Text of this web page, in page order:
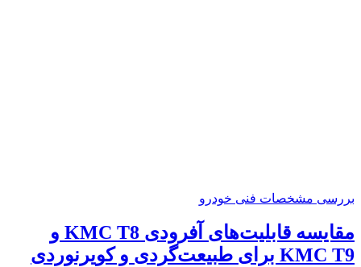
بررسی مشخصات فنی خودرو
مقایسه قابلیت‌های آفرودی KMC T8 و
KMC T9 برای طبیعت‌گردی و کویرنوردی